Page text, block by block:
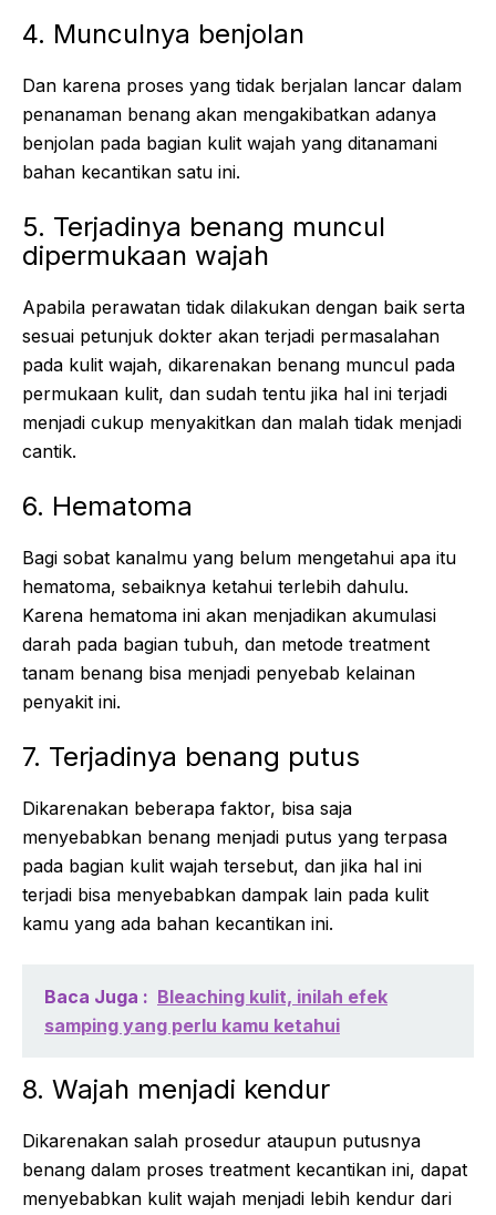
4. Munculnya benjolan
Dan karena proses yang tidak berjalan lancar dalam
penanaman benang akan mengakibatkan adanya
benjolan pada bagian kulit wajah yang ditanamani
bahan kecantikan satu ini.
5. Terjadinya benang muncul
dipermukaan wajah
Apabila perawatan tidak dilakukan dengan baik serta
sesuai petunjuk dokter akan terjadi permasalahan
pada kulit wajah, dikarenakan benang muncul pada
permukaan kulit, dan sudah tentu jika hal ini terjadi
menjadi cukup menyakitkan dan malah tidak menjadi
cantik.
6. Hematoma
Bagi sobat kanalmu yang belum mengetahui apa itu
hematoma, sebaiknya ketahui terlebih dahulu.
Karena hematoma ini akan menjadikan akumulasi
darah pada bagian tubuh, dan metode treatment
tanam benang bisa menjadi penyebab kelainan
penyakit ini.
7. Terjadinya benang putus
Dikarenakan beberapa faktor, bisa saja
menyebabkan benang menjadi putus yang terpasa
pada bagian kulit wajah tersebut, dan jika hal ini
terjadi bisa menyebabkan dampak lain pada kulit
kamu yang ada bahan kecantikan ini.
Baca Juga : Bleaching kulit, inilah efek
samping yang perlu kamu ketahui
8. Wajah menjadi kendur
Dikarenakan salah prosedur ataupun putusnya
benang dalam proses treatment kecantikan ini, dapat
menyebabkan kulit wajah menjadi lebih kendur dari